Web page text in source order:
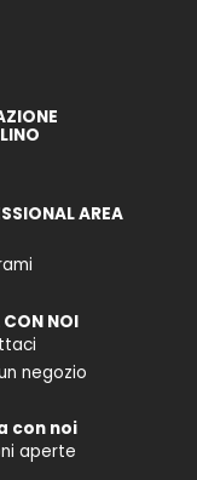
AREA
CON NOI
negozio
con noi
aperte